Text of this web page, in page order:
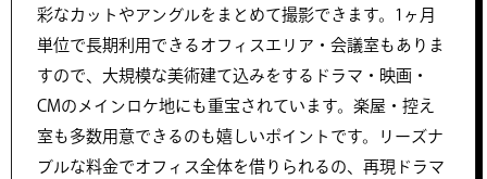
彩なカットやアングルをまとめて撮影できます。1ヶ月
単位で長期利用できるオフィスエリア・会議室もありま
すので、大規模な美術建て込みをするドラマ・映画・
CMのメインロケ地にも重宝されています。楽屋・控え
室も多数用意できるのも嬉しいポイントです。リーズナ
ブルな料金でオフィス全体を借りられるの、再現ドラマ